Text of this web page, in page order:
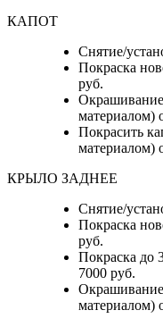
КАПОТ
Снятие/
Покраска
руб.
материалом)
Покрасить
материалом)
КРЫЛО ЗАДНЕЕ
Снятие/
Покраска
руб.
Покраска до
7000 руб.
материалом)